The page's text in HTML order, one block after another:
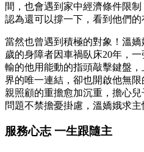
間，也會遇到家中經濟條件限
認為還可以撐一下，看到他們的
當然也曾遇到積極的對象！溫
歲的身障者因車禍臥床20年，
輸的他用能動的指頭敲擊鍵盤
界的唯一連結，卻也開啟他無
親照顧的重擔愈加沉重，擔心
問題不禁擔憂掛慮，溫嬌娥求
服務心志 一生跟隨主